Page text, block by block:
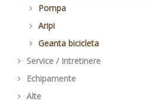
Pompa
Aripi
Geanta bicicleta
Service / Intretinere
Echipamente
Casca bicicleta
Alte